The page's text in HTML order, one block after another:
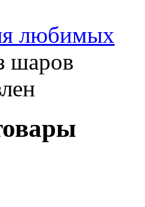
любимых
шаров